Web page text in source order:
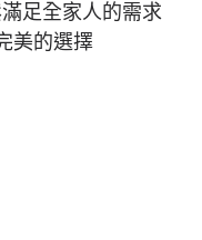
足全家人的需求
美的選擇